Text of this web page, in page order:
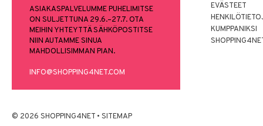
ASIAKASPALVELUMME PUHELIMITSE
ON SULJETTUNA 29.6.–27.7. OTA
MEIHIN YHTEYTTÄ SÄHKÖPOSTITSE
NIIN AUTAMME SINUA
MAHDOLLISIMMAN PIAN.
INFO@SHOPPING4NET.COM
EVÄSTEET
KUMPPANIKSI
© 2026 SHOPPING4NET • SITEMAP